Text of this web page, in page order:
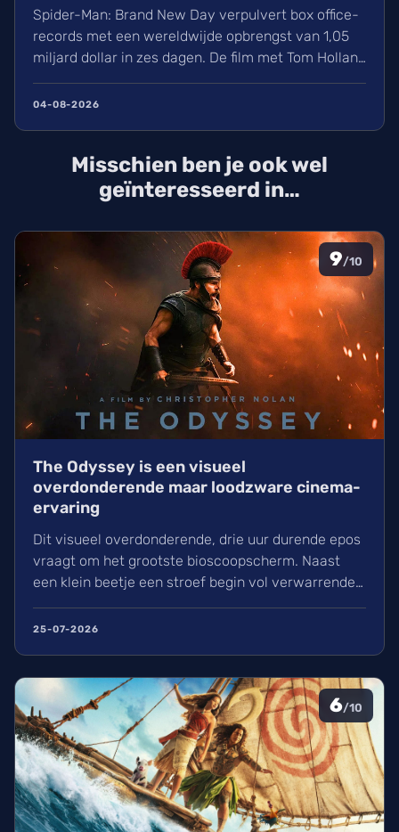
Spider-Man: Brand New Day verpulvert box office-
records met een wereldwijde opbrengst van 1,05
miljard dollar in zes dagen. De film met Tom Holland
Endgame in. Volgens hollywoodreporter.com
IMAX-release.
04-08-2026
Misschien ben je ook wel
geïnteresseerd in…
9/10
The Odyssey is een visueel
overdonderende maar loodzware cinema-
ervaring
Dit visueel overdonderende, drie uur durende epos
vraagt om het grootste bioscoopscherm. Naast
een klein beetje een stroef begin vol verwarrende
film in een indrukwekkend epos vol praktische
25-07-2026
6/10